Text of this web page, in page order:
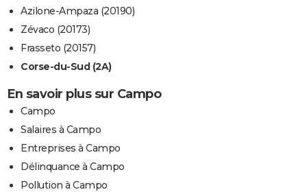
Azilone-Ampaza (20190)
Zévaco (20173)
Frasseto (20157)
Corse-du-Sud (2A)
En savoir plus sur Campo
Campo
Salaires à Campo
Entreprises à Campo
Délinquance à Campo
Pollution à Campo